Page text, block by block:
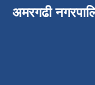
अमरगढी